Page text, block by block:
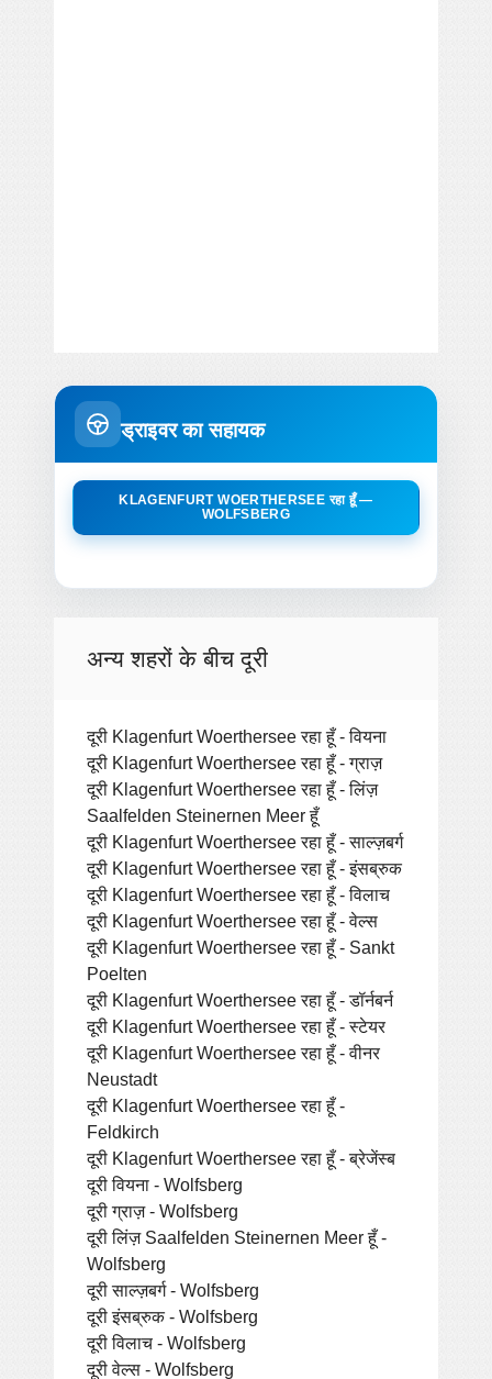
ड्राइवर का सहायक
KLAGENFURT WOERTHERSEE रहा हूँ —
WOLFSBERG
अन्य शहरों के बीच दूरी
दूरी Klagenfurt Woerthersee रहा हूँ - वियना
दूरी Klagenfurt Woerthersee रहा हूँ - ग्राज़
दूरी Klagenfurt Woerthersee रहा हूँ - लिंज़
Saalfelden Steinernen Meer हूँ
दूरी Klagenfurt Woerthersee रहा हूँ - साल्ज़बर्ग
दूरी Klagenfurt Woerthersee रहा हूँ - इंसब्रुक
दूरी Klagenfurt Woerthersee रहा हूँ - विलाच
दूरी Klagenfurt Woerthersee रहा हूँ - वेल्स
दूरी Klagenfurt Woerthersee रहा हूँ - Sankt
Poelten
दूरी Klagenfurt Woerthersee रहा हूँ - डॉर्नबर्न
दूरी Klagenfurt Woerthersee रहा हूँ - स्टेयर
दूरी Klagenfurt Woerthersee रहा हूँ - वीनर
Neustadt
दूरी Klagenfurt Woerthersee रहा हूँ -
Feldkirch
दूरी Klagenfurt Woerthersee रहा हूँ - ब्रेजेंस्ब
दूरी वियना - Wolfsberg
दूरी ग्राज़ - Wolfsberg
दूरी लिंज़ Saalfelden Steinernen Meer हूँ -
Wolfsberg
दूरी साल्ज़बर्ग - Wolfsberg
दूरी इंसब्रुक - Wolfsberg
दूरी विलाच - Wolfsberg
दूरी वेल्स - Wolfsberg